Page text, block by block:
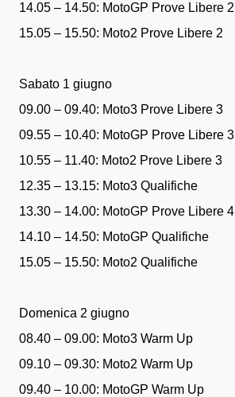
14.05 – 14.50: MotoGP Prove Libere 2
15.05 – 15.50: Moto2 Prove Libere 2
Sabato 1 giugno
09.00 – 09.40: Moto3 Prove Libere 3
09.55 – 10.40: MotoGP Prove Libere 3
10.55 – 11.40: Moto2 Prove Libere 3
12.35 – 13.15: Moto3 Qualifiche
13.30 – 14.00: MotoGP Prove Libere 4
14.10 – 14.50: MotoGP Qualifiche
15.05 – 15.50: Moto2 Qualifiche
Domenica 2 giugno
08.40 – 09.00: Moto3 Warm Up
09.10 – 09.30: Moto2 Warm Up
09.40 – 10.00: MotoGP Warm Up